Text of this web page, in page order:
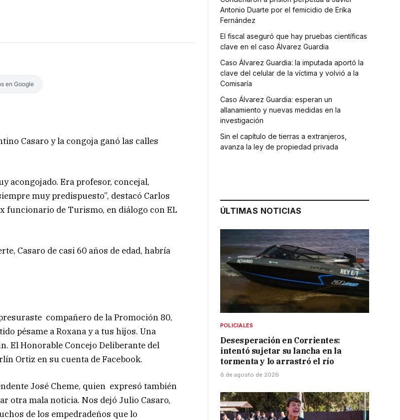
en Google
Casaro y la congoja ganó las calles
acongojado. Era profesor, concejal,
muy predispuesto”, destacó Carlos
funcionario de Turismo, en diálogo con EL
Casaro de casi 60 años de edad, habría
compañero de la Promoción 80,
pésame a Roxana y a tus hijos. Una
El Honorable Concejo Deliberante del
Ortiz en su cuenta de Facebook.
José Cheme, quien expresó también
otra mala noticia. Nos dejó Julio Casaro,
de los empedradeños que lo
Antonio Duarte por el femicidio de Erika
Fernández
El fiscal aseguró que hay pruebas científicas
clave en el caso Álvarez Guardia
Caso Álvarez Guardia: la imputada aportó la
clave del celular de la víctima y volvió a la
Comisaría
Caso Álvarez Guardia: esperan un
allanamiento y nuevas medidas en la
investigación
Sin el capítulo de tierras a extranjeros,
avanza la ley de propiedad privada
ÚLTIMAS NOTICIAS
POLICIALES
Desesperación en Corrientes:
intentó sujetar su lancha en la
tormenta y lo arrastró el río
6 de agosto de 2026